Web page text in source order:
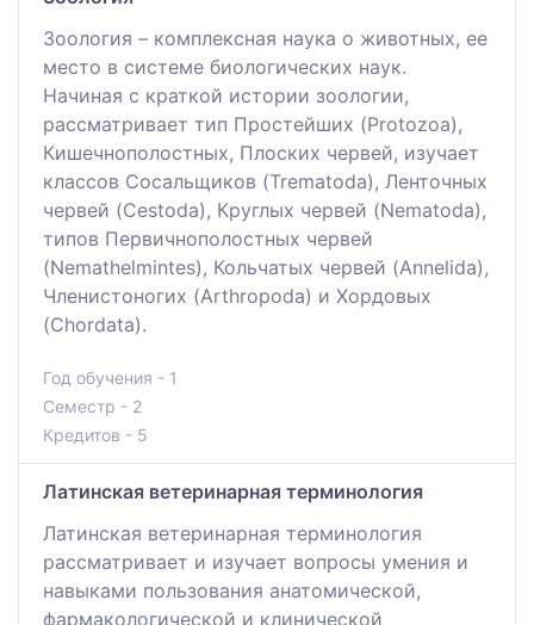
Зоология – комплексная наука о животных, ее
место в системе биологических наук.
Начиная с краткой истории зоологии,
рассматривает тип Простейших (Protozoa),
Кишечнополостных, Плоских червей, изучает
классов Сосальщиков (Trematoda), Ленточных
червей (Cestoda), Круглых червей (Nematoda),
типов Первичнополостных червей
(Nemathelmintes), Кольчатых червей (Annelida),
Членистоногих (Arthropoda) и Хордовых
(Chordata).
Год обучения - 1
Семестр - 2
Кредитов - 5
Латинская ветеринарная терминология
Латинская ветеринарная терминология
рассматривает и изучает вопросы умения и
навыками пользования анатомической,
фармакологической и клинической